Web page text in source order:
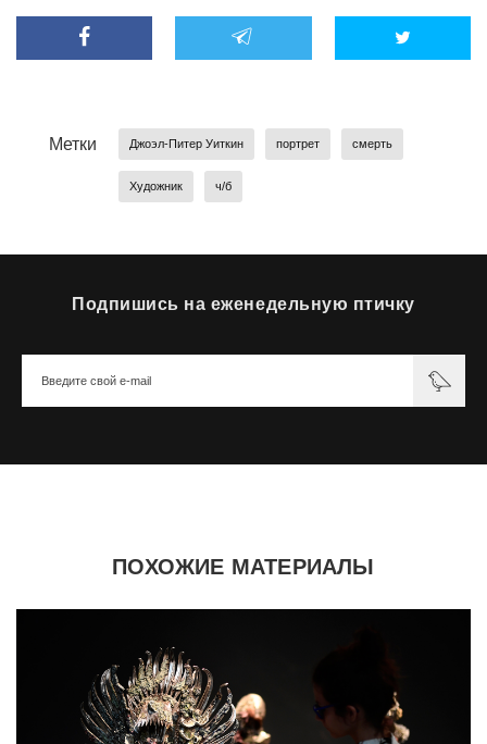
Метки Джоэл-Питер Уиткин портрет смерть
Художник ч/б
Подпишись на еженедельную птичку
ПОХОЖИЕ МАТЕРИАЛЫ